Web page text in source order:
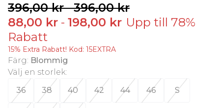
396,00 kr-396,00 kr
88,00 kr - 198,00 kr Upp till 78%
Rabatt
15% Extra Rabatt! Kod: 15EXTRA
Färg: Blommig
Välj en storlek:
36
38 40 42 44 46 S